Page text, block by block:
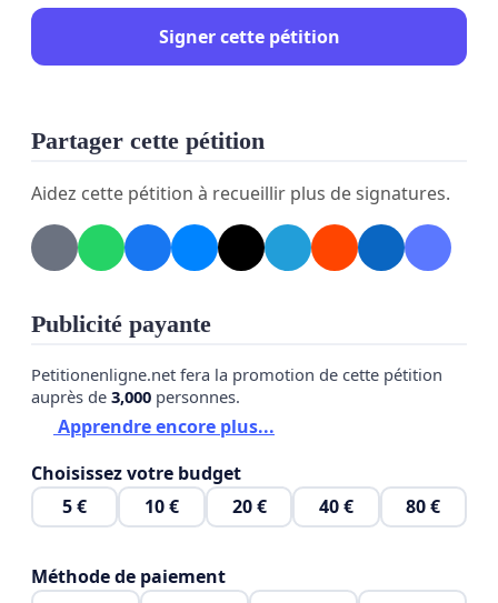
l'identité et la vie privée des êtres de cette
magnifique planète Terre.. GAÏA 🌏🌈🍀💞✌️🌐🫆
Je crois que le message de dire qu'il vont utiliser
les cellulaires pour s'incruster dans votre vie
jusqu'à votre respire..est un gros mensonge.. le
plan est beaucoup plus vil et méchant... et
psychopathe que ça 🤯😡😵‍💫😳🥴🙄😡!!
cette cause .🙏🦋🫶
Voici plus bas ma situation :
MERCI BEAUCOUP DE SIGNER LA PÉTITION POUR
NEURALINK!!! 🙏🌟🫶💞✌️🌈🦋🍀🫆🌐🌍🌏🧚
🍄❣️
La pétition se trouve sur ma page entreprise
Signer cette pétition
Partager cette pétition
Aidez cette pétition à recueillir plus de signatures.
Publicité payante
Petitionenligne.net fera la promotion de cette pétition
auprès de 3,000 personnes.
Apprendre encore plus...
Choisissez votre budget
5 €
10 € 20 € 40 € 80 €
Méthode de paiement